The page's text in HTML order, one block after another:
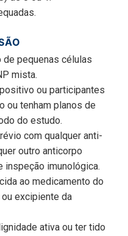
de pequenas células
mista.
ou participantes
ou tenham planos de
do estudo.
com qualquer anti-
outro anticorpo
inspeção imunológica.
ao medicamento do
excipiente da
ativa ou ter tido